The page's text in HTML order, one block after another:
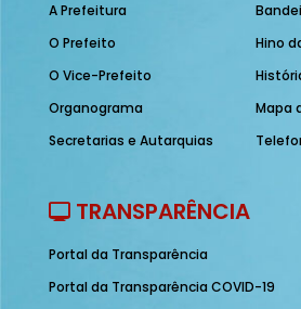
A Prefeitura
O Prefeito
O Vice-Prefeito
Organograma
Secretarias e Autarquias
Hino
Mapa
TRANSPARÊNCIA
Portal da Transparência
Portal da Transparência COVID-19